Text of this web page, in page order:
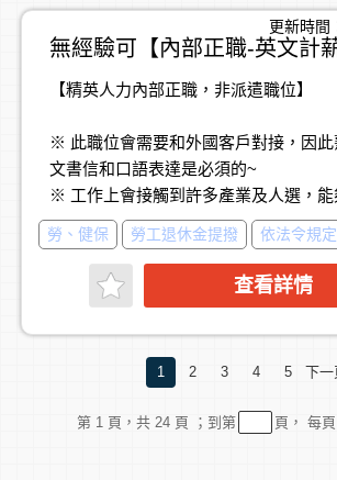
6、定期向副總經理與總經理報告，成
的關鍵夥伴。
※公司可提供之舞台
下一個百億級品牌生態系。
• 操盤 200+ 國際品牌：涵蓋影音、
品，掌握市場話語權。
• 直屬經營層：直接向副總經理、總經
心決策。
• 資源與成就感：站在全台最大影音代
隊改變產業格局
無經驗可【內部正職-英文計
更新時間
【精英人力內部正職，非派遣職位】
※ 此職位會需要和外國客戶對接，因
文書信和口語表達是必須的~
※ 工作上會接觸到許多產業及人選，能
敏感度，是個正向成長的環境。有計薪
適合細心、耐心的人。
※ 無經驗可，薪資依學經歷核定
我們的工作環境很友善活潑，但也很有
你/妳主要負責的將會是：
勞、健保 勞工退休金提撥 依法令規
查看詳情
1 2 3 4 5 下一
第 1 頁，共 24 頁 ；到第 頁， 每頁